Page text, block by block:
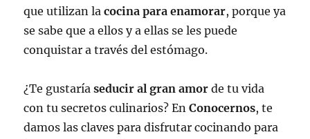
que utilizan lacocina para enamorar, porque ya
se sabe que a ellos y a ellas se les puede
conquistar a través del estómago.
¿Te gustaríaseducir al gran amor de tu vida
con tu secretos culinarios? EnConocernos, te
damos las claves para disfrutar cocinando para